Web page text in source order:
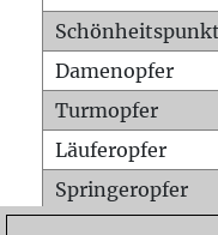
Damenopfer
Turmopfer
Läuferopfer
Springeropfer